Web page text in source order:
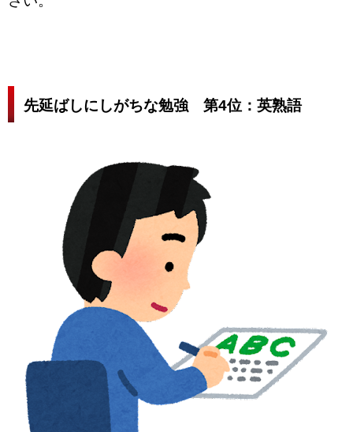
先延ばしにしがちな勉強 第4位：英熟語